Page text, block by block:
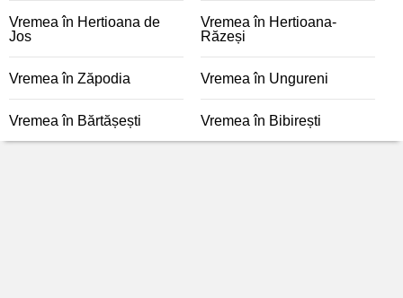
Vremea în Hertioana de
Jos
Vremea în Hertioana-
Răzeși
Vremea în Zăpodia Vremea în Ungureni
Vremea în Bărtășești Vremea în Bibirești